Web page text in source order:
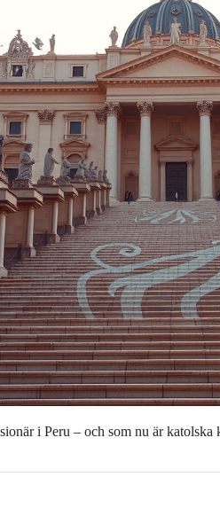
i Peru – och som nu är